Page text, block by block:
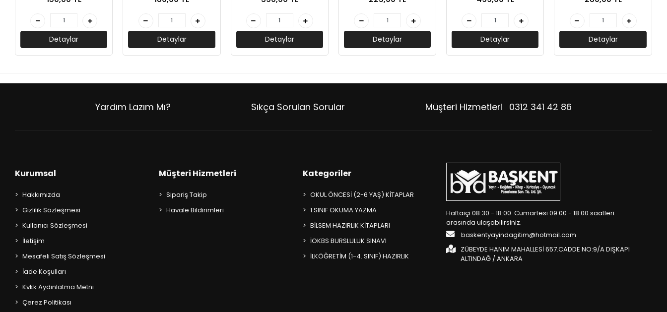
FUTBOL - SPORCU KİTAPLARI
HOBİ - BULMACA KİTAPLARI +
BOYAMA - MANDALA KİTAPLARI
KUR'AN-I KERİM - YASİN-İ ŞERİF
KONUŞMA KLAVUZLARI
Detaylar Detaylar Detaylar Detaylar Detaylar Detaylar
Yardım Lazım Mı? Sıkça Sorulan Sorular Müşteri Hizmetleri 0312 341 42 86
Kurumsal
Hakkımızda
Gizlilik Sözleşmesi
Kullanıcı Sözleşmesi
İletişim
Mesafeli Satış Sözleşmesi
İade Koşulları
Kvkk Aydınlatma Metni
Çerez Politikası
Müşteri Hizmetleri
Sipariş Takip
Havale Bildirimleri
Kategoriler
OKUL ÖNCESİ (2-6 YAŞ) KİTAPLAR
1.SINIF OKUMA YAZMA
BİLSEM HAZIRLIK KİTAPLARI
İOKBS BURSLULUK SINAVI
İLKÖĞRETİM (1-4. SINIF) HAZIRLIK
Haftaiçi 08:30 - 18:00 Cumartesi 09:00 - 18:00 saatleri
arasında ulaşabilirsiniz.
baskentyayindagitim@hotmail.com
ZÜBEYDE HANIM MAHALLESİ 657.CADDE NO:9/A DIŞKAPI
ALTINDAĞ / ANKARA